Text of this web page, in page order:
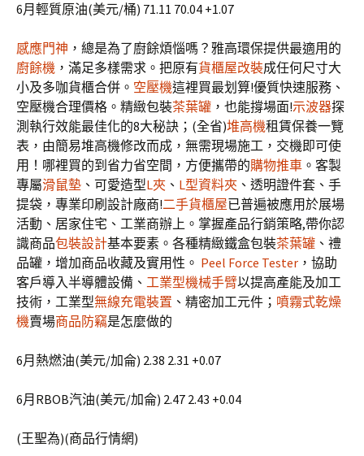
6月輕質原油(美元/桶) 71.11 70.04 +1.07
感應門神 ，總是為了廚餘煩惱嗎？雅高環保提供最適用的
廚餘機 ，滿足多樣需求。把原有貨櫃屋改裝成任何尺寸大
小及多咖貨櫃合併。 空壓機這裡買最划算!優質快速服務、
空壓機合理價格。精緻包裝茶葉罐 ，也能撐場面!示波器探
測執行效能最佳化的8大秘訣；(全省)堆高機租賃保養一覽
表，由簡易堆高機修改而成，無需現場施工，交機即可使
用！哪裡買的到省力省空間，方便攜帶的購物推車 。客製
專屬滑鼠墊 、可愛造型L夾 、 L型資料夾 、透明證件套、手
提袋，專業印刷設計廠商!二手貨櫃屋已普遍被應用於展場
活動、居家住宅、工業商辦上。掌握產品行銷策略,帶你認
識商品包裝設計基本要素。各種精緻鐵盒包裝茶葉罐 、禮
品罐，增加商品收藏及實用性。 Peel Force Tester ，協助
客戶導入半導體設備、 工業型機械手臂以提高產能及加工
技術，工業型無線充電裝置 、精密加工元件； 噴霧式乾燥
機賣場商品防竊是怎麼做的
6月熱燃油(美元/加侖) 2.38 2.31 +0.07
6月RBOB汽油(美元/加侖) 2.47 2.43 +0.04
(王聖為)(商品行情網)